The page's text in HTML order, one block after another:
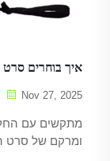
איך בוחרים
Nov 27, 2025
מתקשים עם
ומרקם של סרט